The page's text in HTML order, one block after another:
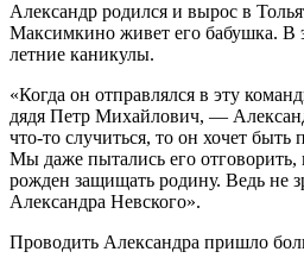
Александр родился и вырос в
Максимкино живет его бабушка. В
летние каникулы.
«Когда он отправлялся в эту
дядя Петр Михайлович, —
что-то случиться, то он хочет быть
Мы даже пытались его отговорить,
рожден защищать родину. Ведь не
Александра Невского».
Проводить Александра пришло